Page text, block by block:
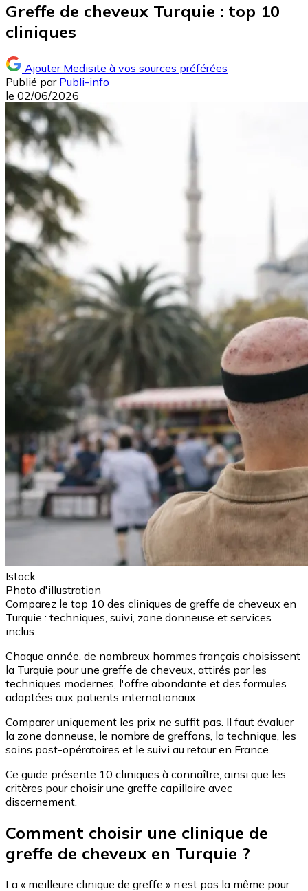
Greffe de cheveux Turquie : top 10
cliniques
Ajouter Medisite à vos sources préférées
Publié par Publi-info
le 02/06/2026
Istock
Photo d'illustration
Comparez le top 10 des cliniques de greffe de cheveux en
Turquie : techniques, suivi, zone donneuse et services
inclus.
Chaque année, de nombreux hommes français choisissent
la Turquie pour une greffe de cheveux, attirés par les
techniques modernes, l'offre abondante et des formules
adaptées aux patients internationaux.
Comparer uniquement les prix ne suffit pas. Il faut évaluer
la zone donneuse, le nombre de greffons, la technique, les
soins post-opératoires et le suivi au retour en France.
Ce guide présente 10 cliniques à connaître, ainsi que les
critères pour choisir une greffe capillaire avec
discernement.
Comment choisir une clinique de
greffe de cheveux en Turquie ?
La « meilleure clinique de greffe » n’est pas la même pour